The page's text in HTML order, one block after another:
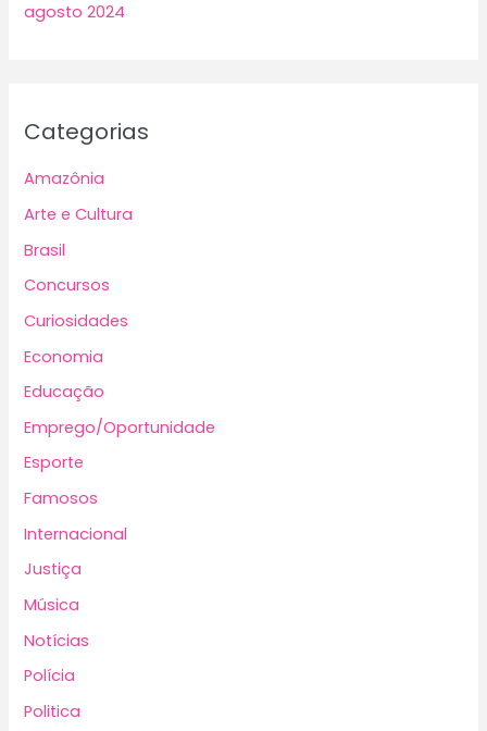
agosto 2024
Categorias
Amazônia
Arte e Cultura
Brasil
Concursos
Curiosidades
Economia
Educação
Emprego/Oportunidade
Esporte
Famosos
Internacional
Justiça
Música
Notícias
Polícia
Politica